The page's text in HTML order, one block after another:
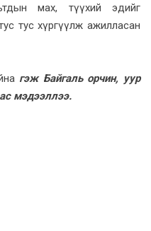
мах, түүхий эдийг
тус хүргүүлж ажилласан
гэж Байгаль орчин, уур
мэдээллээ.